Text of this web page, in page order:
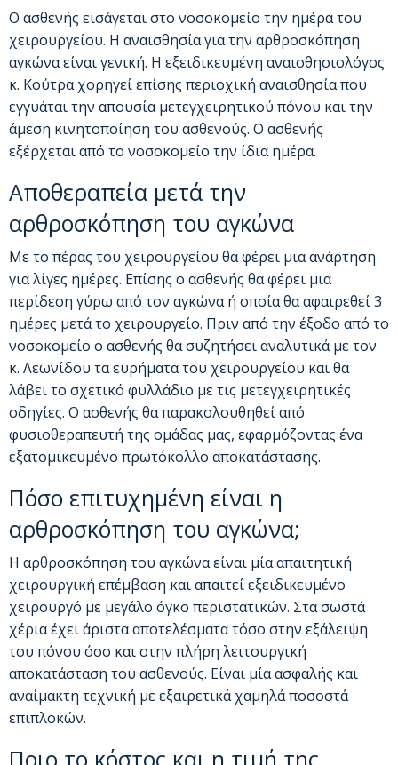
Ο ασθενής εισάγεται στο νοσοκομείο την ημέρα του
χειρουργείου. Η αναισθησία για την αρθροσκόπηση
αγκώνα είναι γενική. Η εξειδικευμένη αναισθησιολόγος
κ. Κούτρα χορηγεί επίσης περιοχική αναισθησία που
εγγυάται την απουσία μετεγχειρητικού πόνου και την
άμεση κινητοποίηση του ασθενούς. Ο ασθενής
εξέρχεται από το νοσοκομείο την ίδια ημέρα.
Αποθεραπεία μετά την
αρθροσκόπηση του αγκώνα
Με το πέρας του χειρουργείου θα φέρει μια ανάρτηση
για λίγες ημέρες. Επίσης ο ασθενής θα φέρει μια
περίδεση γύρω από τον αγκώνα ή οποία θα αφαιρεθεί 3
ημέρες μετά το χειρουργείο. Πριν από την έξοδο από το
νοσοκομείο ο ασθενής θα συζητήσει αναλυτικά με τον
κ. Λεωνίδου τα ευρήματα του χειρουργείου και θα
λάβει το σχετικό φυλλάδιο με τις μετεγχειρητικές
οδηγίες. Ο ασθενής θα παρακολουθηθεί από
φυσιοθεραπευτή της ομάδας μας, εφαρμόζοντας ένα
εξατομικευμένο πρωτόκολλο αποκατάστασης.
Πόσο επιτυχημένη είναι η
αρθροσκόπηση του αγκώνα;
Η αρθροσκόπηση του αγκώνα είναι μία απαιτητική
χειρουργική επέμβαση και απαιτεί εξειδικευμένο
χειρουργό με μεγάλο όγκο περιστατικών. Στα σωστά
χέρια έχει άριστα αποτελέσματα τόσο στην εξάλειψη
του πόνου όσο και στην πλήρη λειτουργική
αποκατάσταση του ασθενούς. Είναι μία ασφαλής και
αναίμακτη τεχνική με εξαιρετικά χαμηλά ποσοστά
επιπλοκών.
Ποιο το κόστος και η τιμή της